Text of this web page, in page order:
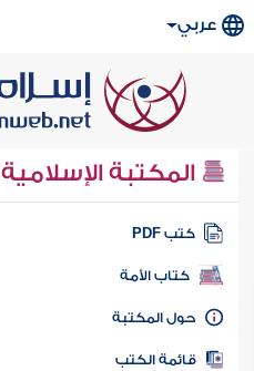
عربي
المكتبة الإسلامية
كتب PDF
كتاب الأمة
المكتبة